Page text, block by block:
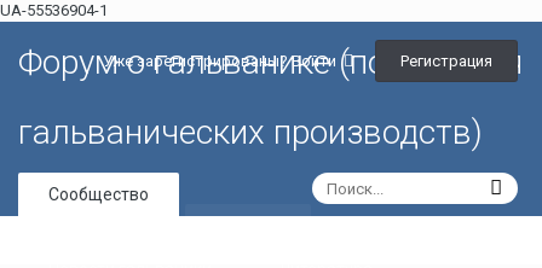
UA-55536904-1
Форум о гальванике (портал для
гальванических производств)
Уже зарегистрированы? Войти Регистрация
Сообщество